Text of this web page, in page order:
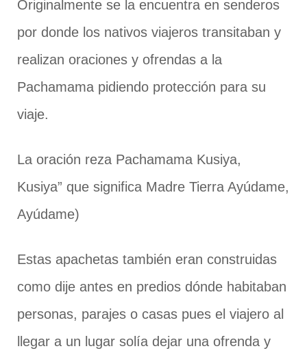
Originalmente se la encuentra en senderos
por donde los nativos viajeros transitaban y
realizan oraciones y ofrendas a la
Pachamama pidiendo protección para su
viaje.
La oración reza Pachamama Kusiya,
Kusiya” que significa Madre Tierra Ayúdame,
Ayúdame)
Estas apachetas también eran construidas
como dije antes en predios dónde habitaban
personas, parajes o casas pues el viajero al
llegar a un lugar solía dejar una ofrenda y